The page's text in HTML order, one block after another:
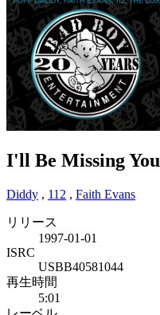
I'll Be Missing You
Diddy , 112 , Faith Evans
リリース
1997-01-01
ISRC
USBB40581044
再生時間
5:01